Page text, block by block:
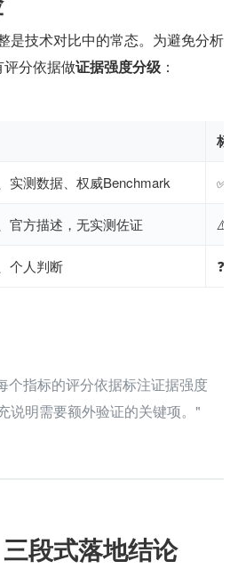
是技术对比中的常态。为避免分析
分依据做证据强度分级 ：
标
实测数据、权威Benchmark ✅
官方描述，无实测佐证 ⚠️
个人判断 ❓
个指标的评分依据标注证据强度
说明需要额外验证的关键项。"
段式落地结论